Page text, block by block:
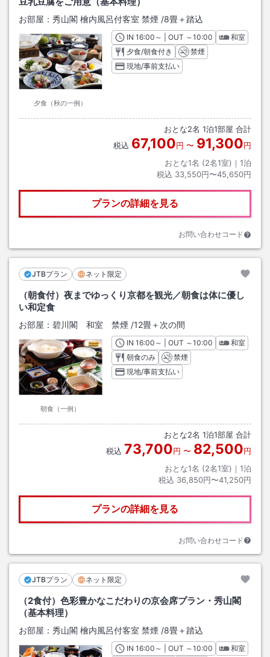
お部屋： 秀山閣 檜内風呂付客室 禁煙 /8畳＋踏込
夕食（秋の一例）
INチェックイン
16:00 ～ | OUT チェックアウト
～10:00
和室
夕食/朝食付き
禁煙
現地/事前支払い
おとな2名 1泊1部屋 合計
税込 67,100円 〜 91,300円
おとな1名 (2名1室)｜ 1泊
税込 33,550円〜45,650円
プランの詳細を見る
お問い合わせコード
JTBプラン ネット限定
（朝食付）夜までゆっくり京都を観光／朝食は体に優し
い和定食
お部屋： 碧川閣 和室 禁煙 /12畳＋次の間
朝食（一例）
INチェックイン
16:00 ～ | OUT チェックアウト
～10:00
和室
朝食のみ
禁煙
現地/事前支払い
おとな2名 1泊1部屋 合計
税込 73,700円 〜 82,500円
おとな1名 (2名1室)｜ 1泊
税込 36,850円〜41,250円
プランの詳細を見る
お問い合わせコード
JTBプラン ネット限定
（2食付）色彩豊かなこだわりの京会席プラン・秀山閣
（基本料理）
お部屋： 秀山閣 檜内風呂付客室 禁煙 /8畳＋踏込
INチェックイン
16:00 ～ | OUT チェックアウト
～10:00
和室